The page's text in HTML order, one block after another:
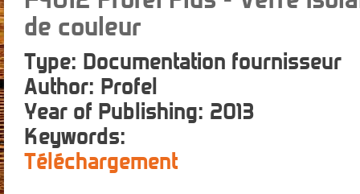
de couleur
Type: Documentation fournisseur
Author: Profel
Year of Publishing: 2013
Keywords:
Téléchargement